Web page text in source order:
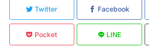
Twitter Facebook
Pocket LINE